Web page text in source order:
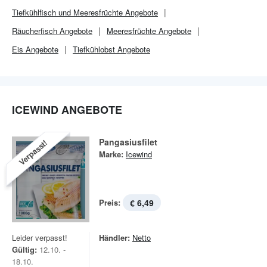
Tiefkühlfisch und Meeresfrüchte Angebote
Räucherfisch Angebote
Meeresfrüchte Angebote
Eis Angebote
Tiefkühlobst Angebote
ICEWIND ANGEBOTE
Verpasst! Pangasiusfilet
Marke: Icewind
Preis: € 6,49
Leider verpasst!
Gültig: 12.10. -
18.10.
Händler: Netto